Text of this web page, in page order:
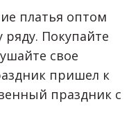
платья оптом
Покупайте
свое
пришел к
праздник с